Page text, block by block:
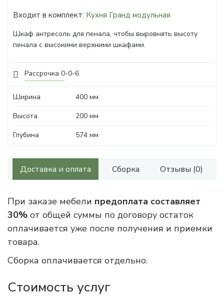
Рассрочка 0-0-6
Входит в комплект: Кухня Гранд модульная
Шкаф антресоль для пенала, чтобы выровнять высоту
пенала с высокими верхними шкафами.
Ширина
400 мм
Высота
200 мм
Глубина
574 мм
Доставка и оплата Сборка Отзывы (0)
При заказе мебели предоплата составляет
30% от общей суммы по договору остаток
оплачивается уже после получения и приемки
товара.
Сборка оплачивается отдельно.
Стоимость услуг